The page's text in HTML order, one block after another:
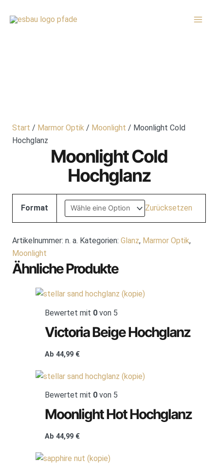
Inhalt
Start / Marmor Optik/ Moonlight / Moonlight Cold
Hochglanz
Moonlight Cold
Hochglanz
Format Zurücksetzen
Artikelnummer: n. a. Kategorien: Glanz, Marmor Optik,
Moonlight
Ähnliche Produkte
Bewertet mit 0von 5
Victoria Beige Hochglanz
Ab 44,99 €
Bewertet mit 0von 5
Moonlight Hot Hochglanz
Ab 44,99 €